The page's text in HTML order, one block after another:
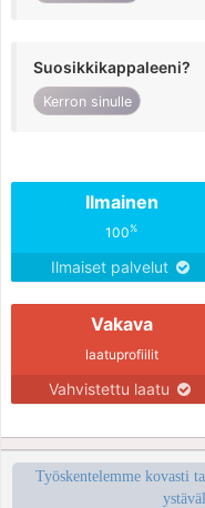
Suosikkikappaleeni?
Kerron sinulle
Ilmainen
100%
Ilmaiset palvelut
Vakava
laatuprofiilit
Vahvistettu laatu
Työskentelemme kovasti